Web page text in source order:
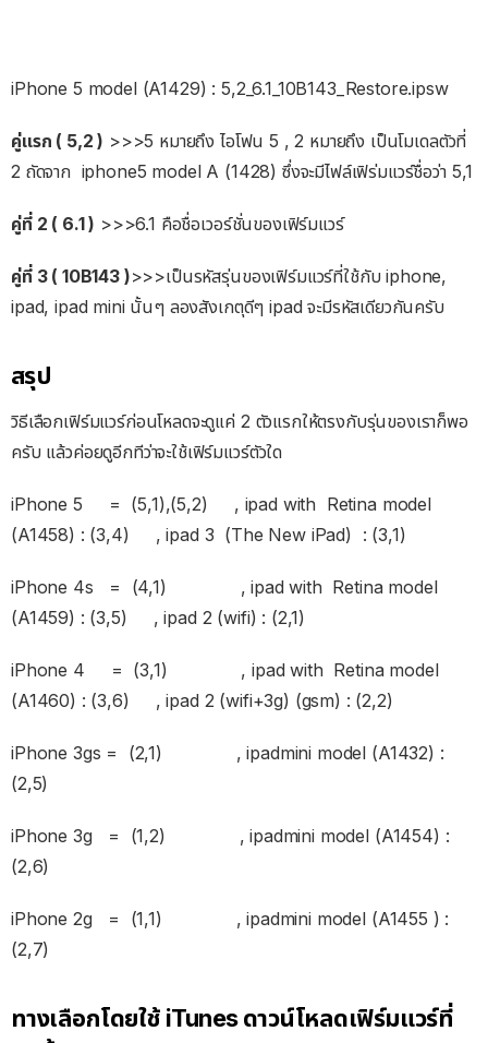
iPhone 5 model (A1429) : 5,2_6.1_10B143_Restore.ipsw
คู่แรก ( 5,2 ) >>>5 หมายถึง ไอโฟน 5 , 2 หมายถึง เป็นโมเดลตัวที่
2 ถัดจาก iphone5 model A (1428) ซึ่งจะมีไฟล์เฟิร่มแวร์ชื่อว่า 5,1
คู่ที่ 2 ( 6.1 ) >>>6.1 คือชื่อเวอร์ชั่นของเฟิร์มแวร์
คู่ที่ 3 ( 10B143 )>>>เป็นรหัสรุ่นของเฟิร์มแวร์ที่ใช้กับ iphone,
ipad, ipad mini นั้นๆ ลองสังเกตุดีๆ ipad จะมีรหัสเดียวกันครับ
สรุป
วิธีเลือกเฟิร์มแวร์ก่อนโหลดจะดูแค่ 2 ตัวแรกให้ตรงกับรุ่นของเราก็พอ
ครับ แล้วค่อยดูอีกทีว่าจะใช้เฟิร์มแวร์ตัวใด
iPhone 5 = (5,1),(5,2) , ipad with Retina model
(A1458) : (3,4) , ipad 3 (The New iPad) : (3,1)
iPhone 4s = (4,1) , ipad with Retina model
(A1459) : (3,5) , ipad 2 (wifi) : (2,1)
iPhone 4 = (3,1) , ipad with Retina model
(A1460) : (3,6) , ipad 2 (wifi+3g) (gsm) : (2,2)
iPhone 3gs = (2,1) , ipadmini model (A1432) :
(2,5)
iPhone 3g = (1,2) , ipadmini model (A1454) :
(2,6)
iPhone 2g = (1,1) , ipadmini model (A1455 ) :
(2,7)
ทางเลือกโดยใช้ iTunes ดาวน์โหลดเฟิร์มแวร์ที่